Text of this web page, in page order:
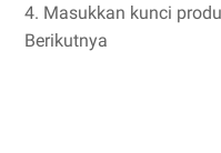
4. Masukkan kunci
Berikutnya